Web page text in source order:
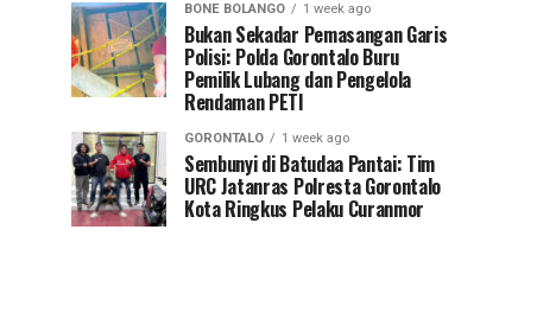
BONE BOLANGO 1 week ago
Bukan Sekadar Pemasangan Garis
Polisi: Polda Gorontalo Buru
Pemilik Lubang dan Pengelola
Rendaman PETI
GORONTALO 1 week ago
Sembunyi di Batudaa Pantai: Tim
URC Jatanras Polresta Gorontalo
Kota Ringkus Pelaku Curanmor